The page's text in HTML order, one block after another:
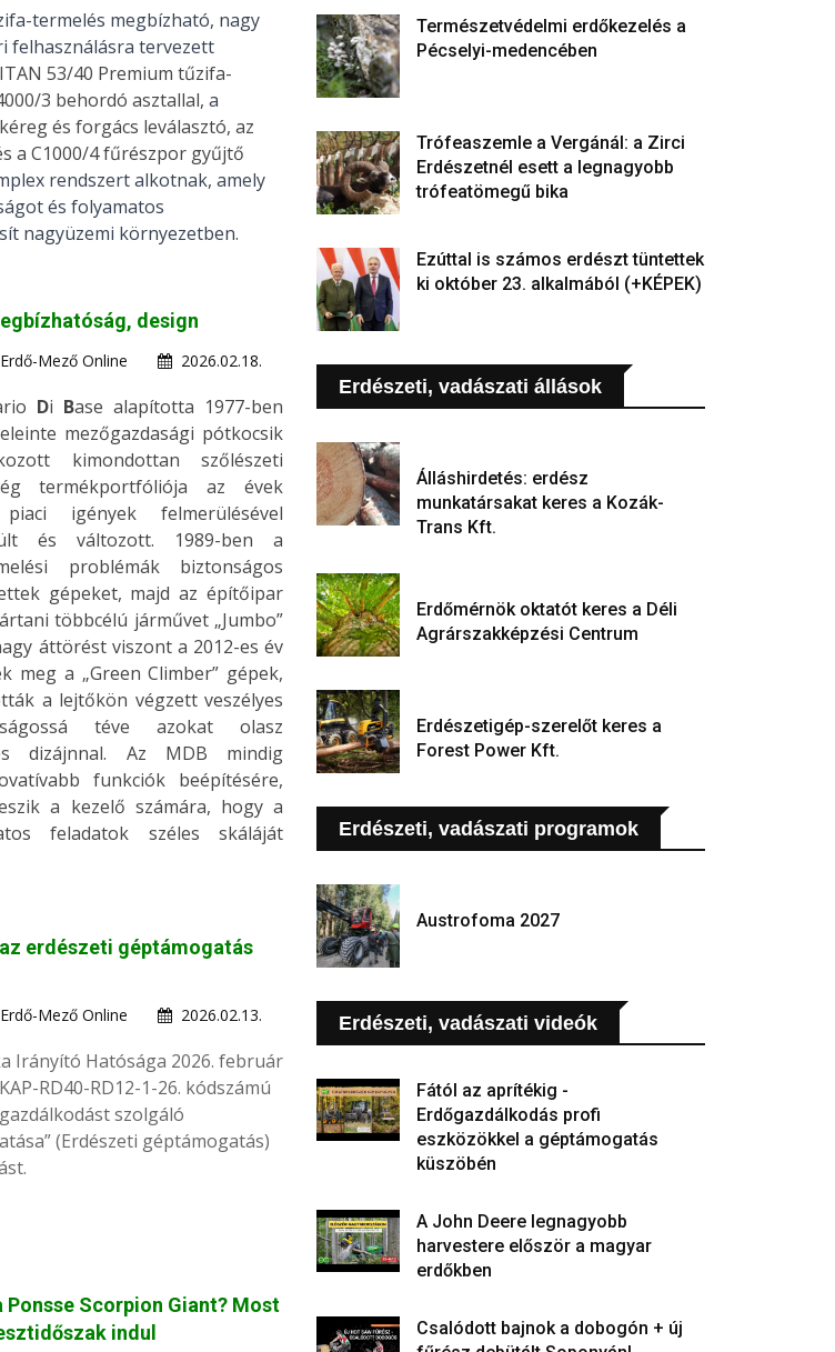
termelés megbízható, nagy
felhasználásra tervezett
53/40 Premium tűzifa-
3 behordó asztallal, a
és forgács leválasztó, az
a C1000/4 fűrészpor gyűjtő
rendszert alkotnak, amely
és folyamatos
nagyüzemi környezetben.
design
Mező Online 2026.02.18.
Di Base alapította 1977-ben
mezőgazdasági pótkocsik
kimondottan szőlészeti
termékportfóliója az évek
igények felmerülésével
és változott. 1989-ben a
problémák biztonságos
gépeket, majd az építőipar
többcélú járművet „Jumbo”
áttörést viszont a 2012-es év
meg a „Green Climber” gépek,
a lejtőkön végzett veszélyes
téve azokat olasz
dizájnnal. Az MDB mindig
funkciók beépítésére,
a kezelő számára, hogy a
feladatok széles skáláját
erdészeti géptámogatás
Mező Online 2026.02.13.
Irányító Hatósága 2026. február
RD40-RD12-1-26. kódszámú
szolgáló
(Erdészeti géptámogatás)
Scorpion Giant? Most
indul
Természetvédelmi erdőkezelés a
Pécselyi-medencében
Trófeaszemle a Vergánál: a Zirci
Erdészetnél esett a legnagyobb
trófeatömegű bika
Ezúttal is számos erdészt tüntettek
ki október 23. alkalmából (+KÉPEK)
Erdészeti, vadászati állások
Álláshirdetés: erdész
munkatársakat keres a Kozák-
Trans Kft.
Erdőmérnök oktatót keres a Déli
Agrárszakképzési Centrum
Erdészetigép-szerelőt keres a
Forest Power Kft.
Erdészeti, vadászati programok
Austrofoma 2027
Erdészeti, vadászati videók
Fától az aprítékig -
Erdőgazdálkodás profi
eszközökkel a géptámogatás
küszöbén
A John Deere legnagyobb
harvestere először a magyar
erdőkben
Csalódott bajnok a dobogón + új